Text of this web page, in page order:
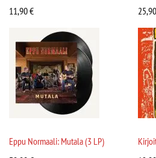
11,90€ 25,90
Eppu Normaali: Mutala (3 LP)